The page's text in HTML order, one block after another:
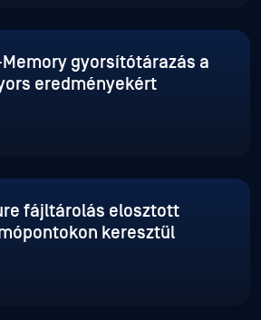
Memory gyorsítótárazás a
eredményekért
fájltárolás elosztott
keresztül